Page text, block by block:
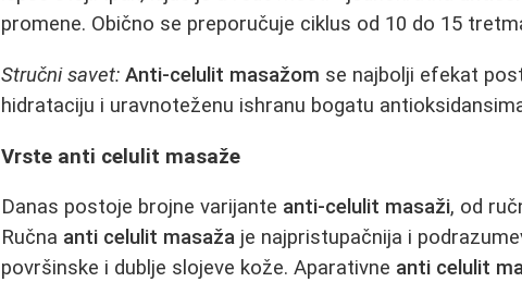
promene. Obično se preporučuje ciklus od 10 do 15
Stručni savet: Anti-celulit masažom se najbolji efekat
hidrataciju i uravnoteženu ishranu bogatu
Vrste anti celulit masaže
Danas postoje brojne varijante anti-celulit masaži, od
Ručna anti celulit masaža je najpristupačnija i
površinske i dublje slojeve kože. Aparativne anti celulit